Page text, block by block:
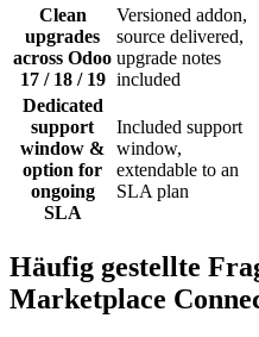
Clean
upgrades
across Odoo
17 / 18 / 19
Versioned addon,
source delivered,
upgrade notes
included
Dedicated
support
window &
option for
ongoing
SLA
Included support
window,
extendable to an
SLA plan
Häufig gestellte
Marketplace